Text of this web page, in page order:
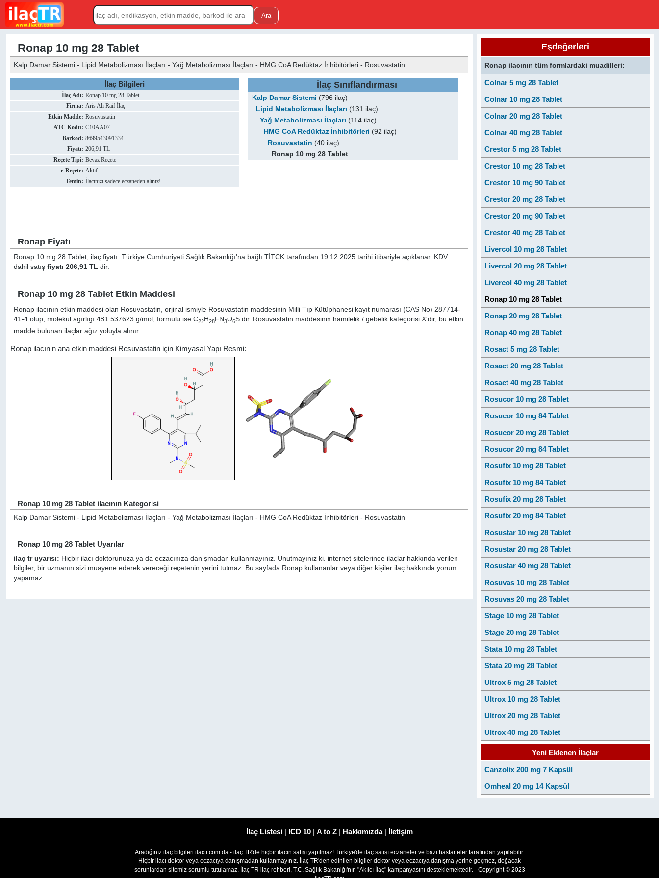
Ronap 10 mg 28 Tablet
Kalp Damar Sistemi - Lipid Metabolizması İlaçları - Yağ Metabolizması İlaçları - HMG CoA Redüktaz İnhibitörleri - Rosuvastatin
İlaç Bilgileri
İlaç Adı: Ronap 10 mg 28 Tablet
Firma: Aris Ali Raif İlaç
Etkin Madde: Rosuvastatin
ATC Kodu: C10AA07
Barkod: 8699543091334
Fiyatı: 206,91 TL
Reçete Tipi: Beyaz Reçete
e-Reçete: Aktif
Temin: İlacınızı sadece eczaneden alınız!
İlaç Sınıflandırması
Kalp Damar Sistemi (796 ilaç)
Lipid Metabolizması İlaçları (131 ilaç)
Yağ Metabolizması İlaçları (114 ilaç)
HMG CoA Redüktaz İnhibitörleri (92 ilaç)
Rosuvastatin (40 ilaç)
Ronap 10 mg 28 Tablet
Ronap Fiyatı
Ronap 10 mg 28 Tablet, ilaç fiyatı: Türkiye Cumhuriyeti Sağlık Bakanlığı'na bağlı TİTCK tarafından 19.12.2025 tarihi itibariyle açıklanan KDV
dahil satışfiyatı 206,91 TL dir.
Ronap 10 mg 28 Tablet Etkin Maddesi
Ronap ilacının etkin maddesi olan Rosuvastatin, orjinal ismiyle Rosuvastatin maddesinin Milli Tıp Kütüphanesi kayıt numarası (CAS No) 287714-
41-4 olup, molekül ağırlığı 481.537623 g/mol, formülü ise C22H28FN3O6S dir. Rosuvastatin maddesinin hamilelik / gebelik kategorisi X'dir, bu etkin
madde bulunan ilaçlar ağız yoluyla alınır.
Ronap ilacının ana etkin maddesi Rosuvastatin için Kimyasal Yapı Resmi:
Ronap 10 mg 28 Tablet ilacının Kategorisi
Kalp Damar Sistemi - Lipid Metabolizması İlaçları - Yağ Metabolizması İlaçları - HMG CoA Redüktaz İnhibitörleri - Rosuvastatin
Ronap 10 mg 28 Tablet Uyarılar
ilaç tr uyarısı: Hiçbir ilacı doktorunuza ya da eczacınıza danışmadan kullanmayınız. Unutmayınız ki, internet sitelerinde ilaçlar hakkında verilen
bilgiler, bir uzmanın sizi muayene ederek vereceği reçetenin yerini tutmaz. Bu sayfada Ronap kullananlar veya diğer kişiler ilaç hakkında yorum
yapamaz.
Eşdeğerleri
Ronap ilacının tüm formlardaki muadilleri:
Colnar 5 mg 28 Tablet
Colnar 10 mg 28 Tablet
Colnar 20 mg 28 Tablet
Colnar 40 mg 28 Tablet
Crestor 5 mg 28 Tablet
Crestor 10 mg 28 Tablet
Crestor 10 mg 90 Tablet
Crestor 20 mg 28 Tablet
Crestor 20 mg 90 Tablet
Crestor 40 mg 28 Tablet
Livercol 10 mg 28 Tablet
Livercol 20 mg 28 Tablet
Livercol 40 mg 28 Tablet
Ronap 10 mg 28 Tablet
Ronap 20 mg 28 Tablet
Ronap 40 mg 28 Tablet
Rosact 5 mg 28 Tablet
Rosact 20 mg 28 Tablet
Rosact 40 mg 28 Tablet
Rosucor 10 mg 28 Tablet
Rosucor 10 mg 84 Tablet
Rosucor 20 mg 28 Tablet
Rosucor 20 mg 84 Tablet
Rosufix 10 mg 28 Tablet
Rosufix 10 mg 84 Tablet
Rosufix 20 mg 28 Tablet
Rosufix 20 mg 84 Tablet
Rosustar 10 mg 28 Tablet
Rosustar 20 mg 28 Tablet
Rosustar 40 mg 28 Tablet
Rosuvas 10 mg 28 Tablet
Rosuvas 20 mg 28 Tablet
Stage 10 mg 28 Tablet
Stage 20 mg 28 Tablet
Stata 10 mg 28 Tablet
Stata 20 mg 28 Tablet
Ultrox 5 mg 28 Tablet
Ultrox 10 mg 28 Tablet
Ultrox 20 mg 28 Tablet
Ultrox 40 mg 28 Tablet
Yeni Eklenen İlaçlar
Canzolix 200 mg 7 Kapsül
Omheal 20 mg 14 Kapsül
İlaç Listesi | ICD 10 | A to Z | Hakkımızda| İletişim
Aradığınız ilaç bilgileri ilactr.com da - ilaç TR'de hiçbir ilacın satışı yapılmaz! Türkiye'de ilaç satışı eczaneler ve bazı hastaneler tarafından yapılabilir.
Hiçbir ilacı doktor veya eczacıya danışmadan kullanmayınız. İlaç TR'den edinilen bilgiler doktor veya eczacıya danışma yerine geçmez, doğacak
sorunlardan sitemiz sorumlu tutulamaz. İlaç TR ilaç rehberi, T.C. Sağlık Bakanlğı'nın "Akılcı İlaç" kampanyasını desteklemektedir. - Copyright © 2023